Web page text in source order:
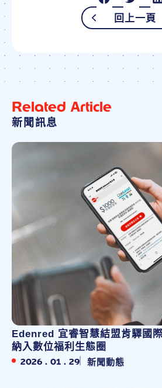
回上一頁
Related Article
新聞訊息
Edenred 宜睿智慧結盟肯驛國
納入數位福利生態圈
2026 . 01 . 29
新聞動態